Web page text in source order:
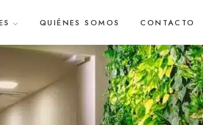
QUIÉNES SOMOS CONTACTO